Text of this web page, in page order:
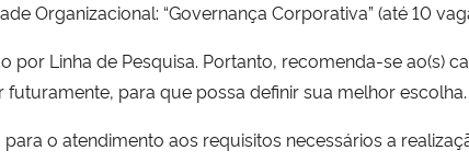
Organizacional: “Governança Corporativa” (até 10
por Linha de Pesquisa. Portanto, recomenda-se ao(s)
para que possa definir sua melhor escolha.
o atendimento aos requisitos necessários a